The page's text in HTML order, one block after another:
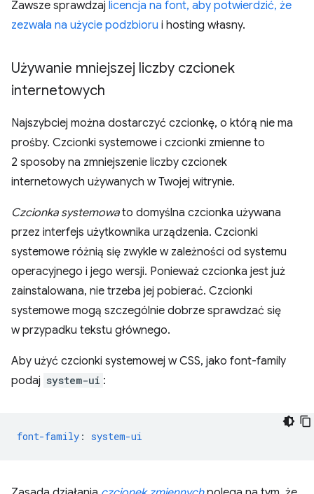
Zawsze sprawdzaj licencja na font, aby potwierdzić, że
zezwala na użycie podzbioru i hosting własny.
Używanie mniejszej liczby czcionek
internetowych
Najszybciej można dostarczyć czcionkę, o którą nie ma
prośby. Czcionki systemowe i czcionki zmienne to
2 sposoby na zmniejszenie liczby czcionek
internetowych używanych w Twojej witrynie.
Czcionka systemowato domyślna czcionka używana
przez interfejs użytkownika urządzenia. Czcionki
systemowe różnią się zwykle w zależności od systemu
operacyjnego i jego wersji. Ponieważ czcionka jest już
zainstalowana, nie trzeba jej pobierać. Czcionki
systemowe mogą szczególnie dobrze sprawdzać się
w przypadku tekstu głównego.
Aby użyć czcionki systemowej w CSS, jako font-family
podaj system-ui :
font-family : system-ui